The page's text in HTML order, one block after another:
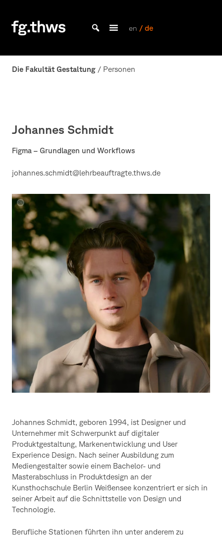
content
Gestaltung
Würzburg
en / de
Die Fakultät Gestaltung / Personen
Johannes Schmidt
Figma – Grundlagen und Workflows
johannes.schmidt@lehrbeauftragte.thws.de
Portrait
Johannes
Schmidt
Johannes Schmidt, geboren 1994, ist Designer und
Unternehmer mit Schwerpunkt auf digitaler
Produktgestaltung, Markenentwicklung und User
Experience Design. Nach seiner Ausbildung zum
Mediengestalter sowie einem Bachelor- und
Masterabschluss in Produktdesign an der
Kunsthochschule Berlin Weißensee konzentriert er sich in
seiner Arbeit auf die Schnittstelle von Design und
Technologie.
Berufliche Stationen führten ihn unter anderem zu